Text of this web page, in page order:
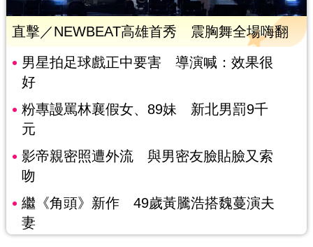
直擊／NEWBEAT高雄首秀 震胸舞全場嗨翻
男星拍足球戲正中要害 導演喊：效果很
好
粉專謾罵林襄假女、89妹 新北男罰9千
元
影帝親密照遭外流 與男密友臉貼臉又索
吻
繼《角頭》新作 49歲黃騰浩搭魏蔓演夫
妻